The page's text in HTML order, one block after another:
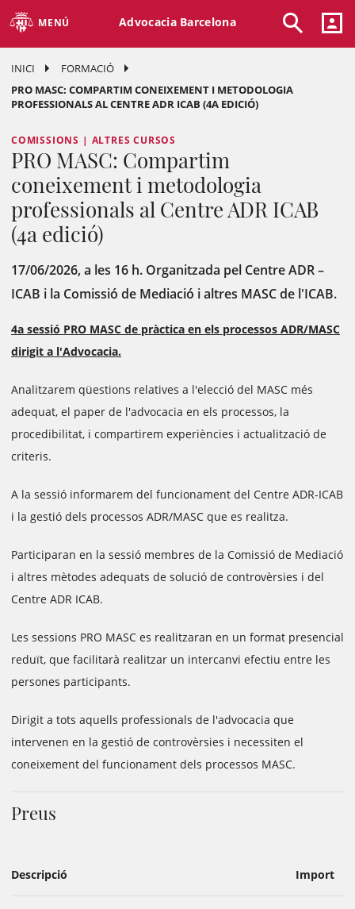
MENÚ Advocacia Barcelona
INICI
FORMACIÓ
PRO MASC: COMPARTIM CONEIXEMENT I METODOLOGIA
PROFESSIONALS AL CENTRE ADR ICAB (4A EDICIÓ)
COMISSIONS | ALTRES CURSOS
PRO MASC: Compartim
coneixement i metodologia
professionals al Centre ADR ICAB
(4a edició)
17/06/2026, a les 16 h. Organitzada pel Centre ADR –
ICAB i la Comissió de Mediació i altres MASC de l'ICAB.
4a sessió PRO MASC de pràctica en els processos ADR/MASC
dirigit a l'Advocacia.
Analitzarem qüestions relatives a l'elecció del MASC més
adequat, el paper de l'advocacia en els processos, la
procedibilitat, i compartirem experiències i actualització de
criteris.
A la sessió informarem del funcionament del Centre ADR-ICAB
i la gestió dels processos ADR/MASC que es realitza.
Participaran en la sessió membres de la Comissió de Mediació
i altres mètodes adequats de solució de controvèrsies i del
Centre ADR ICAB.
Les sessions PRO MASC es realitzaran en un format presencial
reduït, que facilitarà realitzar un intercanvi efectiu entre les
persones participants.
Dirigit a tots aquells professionals de l'advocacia que
intervenen en la gestió de controvèrsies i necessiten el
coneixement del funcionament dels processos MASC.
Preus
Descripció Import